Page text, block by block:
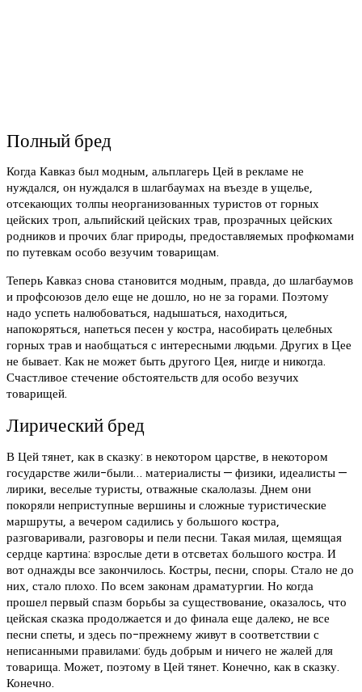
Полный бред
Когда Кавказ был модным, альплагерь Цей в рекламе не
нуждался, он нуждался в шлагбаумах на въезде в ущелье,
отсекающих толпы неорганизованных туристов от горных
цейских троп, альпийский цейских трав, прозрачных цейских
родников и прочих благ природы, предоставляемых профкомами
по путевкам особо везучим товарищам.
Теперь Кавказ снова становится модным, правда, до шлагбаумов
и профсоюзов дело еще не дошло, но не за горами. Поэтому
надо успеть налюбоваться, надышаться, находиться,
напокоряться, напеться песен у костра, насобирать целебных
горных трав и наобщаться с интересными людьми. Других в Цее
не бывает. Как не может быть другого Цея, нигде и никогда.
Счастливое стечение обстоятельств для особо везучих
товарищей.
Лирический бред
В Цей тянет, как в сказку: в некотором царстве, в некотором
государстве жили-были… материалисты — физики, идеалисты —
лирики, веселые туристы, отважные скалолазы. Днем они
покоряли неприступные вершины и сложные туристические
маршруты, а вечером садились у большого костра,
разговаривали, разговоры и пели песни. Такая милая, щемящая
сердце картина: взрослые дети в отсветах большого костра. И
вот однажды все закончилось. Костры, песни, споры. Стало не до
них, стало плохо. По всем законам драматургии. Но когда
прошел первый спазм борьбы за существование, оказалось, что
цейская сказка продолжается и до финала еще далеко, не все
песни спеты, и здесь по-прежнему живут в соответствии с
неписанными правилами: будь добрым и ничего не жалей для
товарища. Может, поэтому в Цей тянет. Конечно, как в сказку.
Конечно.